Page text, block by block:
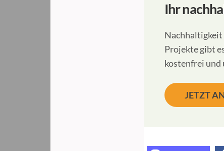
Ihr
Nachhaltigkeit
Projekte gibt
kostenfrei
JETZT